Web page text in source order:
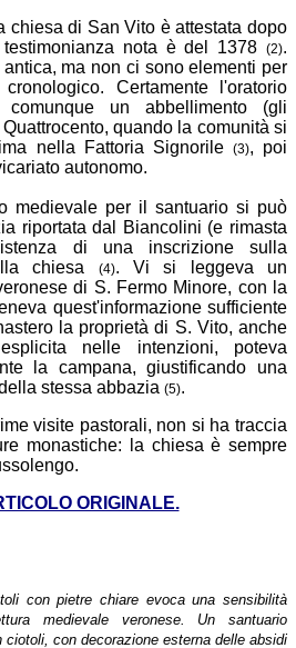
chiesa di San Vito è attestata dopo
nota è del 1378 (2).
ma non ci sono elementi per
Certamente l'oratorio
un abbellimento (gli
quando la comunità si
nella Fattoria Signorile (3), poi
autonomo.
medievale per il santuario si può
riportata dal Biancolini (e rimasta
di una inscrizione sulla
chiesa
(4). Vi si leggeva un
di S. Fermo Minore, con la
quest'informazione sufficiente
la proprietà di S. Vito, anche
nelle intenzioni, poteva
la campana, giustificando una
stessa abbazia (5).
visite pastorali, non si ha traccia
monastiche: la chiesa è sempre
ORIGINALE.
con pietre chiare evoca una sensibilità
medievale veronese. Un santuario
con decorazione esterna delle absidi